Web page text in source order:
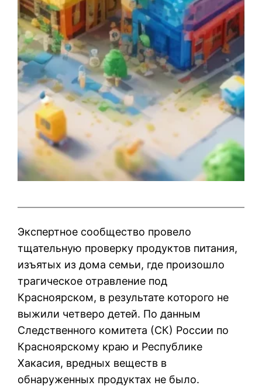
Экспертное сообщество провело
тщательную проверку продуктов питания,
изъятых из дома семьи, где произошло
трагическое отравление под
Красноярском, в результате которого не
выжили четверо детей. По данным
Следственного комитета (СК) России по
Красноярскому краю и Республике
Хакасия, вредных веществ в
обнаруженных продуктах не было.